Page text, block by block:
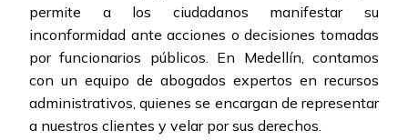
permite a los ciudadanos manifestar su
inconformidad ante acciones o decisiones tomadas
por funcionarios públicos. En Medellín, contamos
con un equipo de abogados expertos en recursos
administrativos, quienes se encargan de representar
a nuestros clientes y velar por sus derechos.